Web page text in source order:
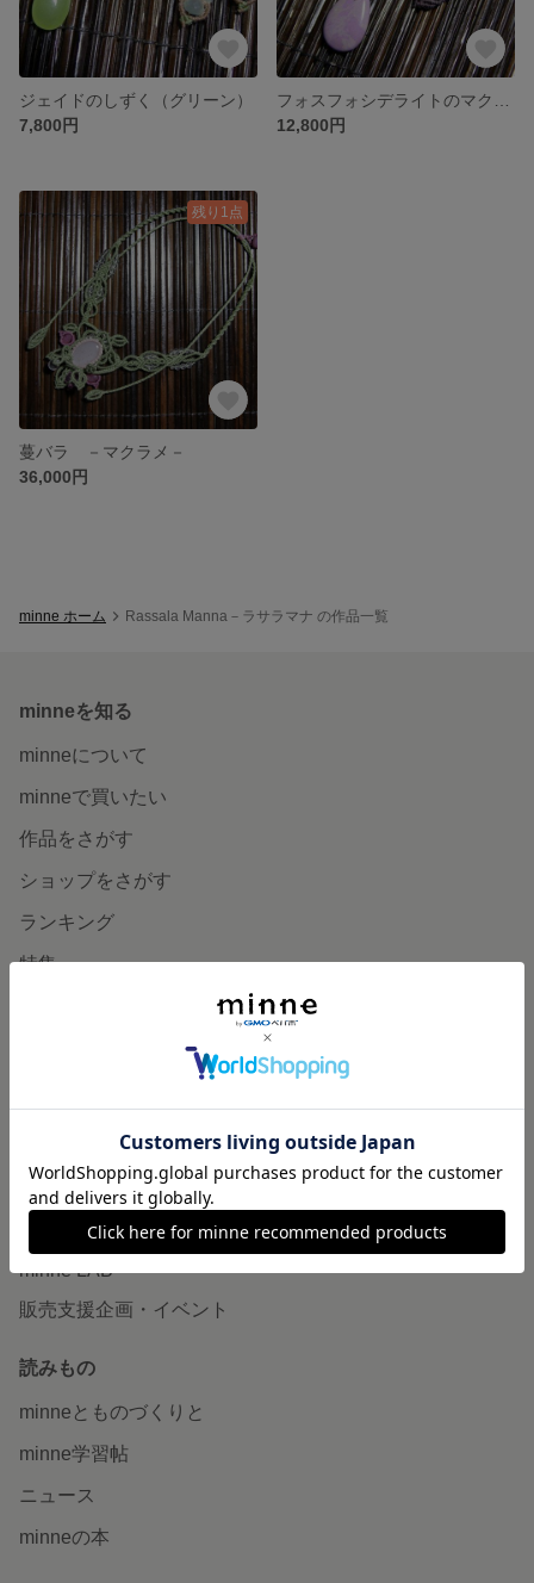
ジェイドのしずく（グリーン）
7,800円
12,800円
残り1点
蔓バラ －マクラメ－
36,000円
minne ホーム Rassala Manna－ラサラマナ の作品一覧
minneを知る
minneについて
minneで買いたい
作品をさがす
ショップをさがす
ランキング
特集
食品販売
ヴィンテージ販売
ダウンロード販売
minne PLUS
minne LAB
販売支援企画・イベント
読みもの
minneとものづくりと
minne学習帖
ニュース
minneの本